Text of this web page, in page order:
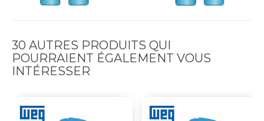
30 AUTRES PRODUITS QUI
POURRAIENT ÉGALEMENT VOUS
INTÉRESSER